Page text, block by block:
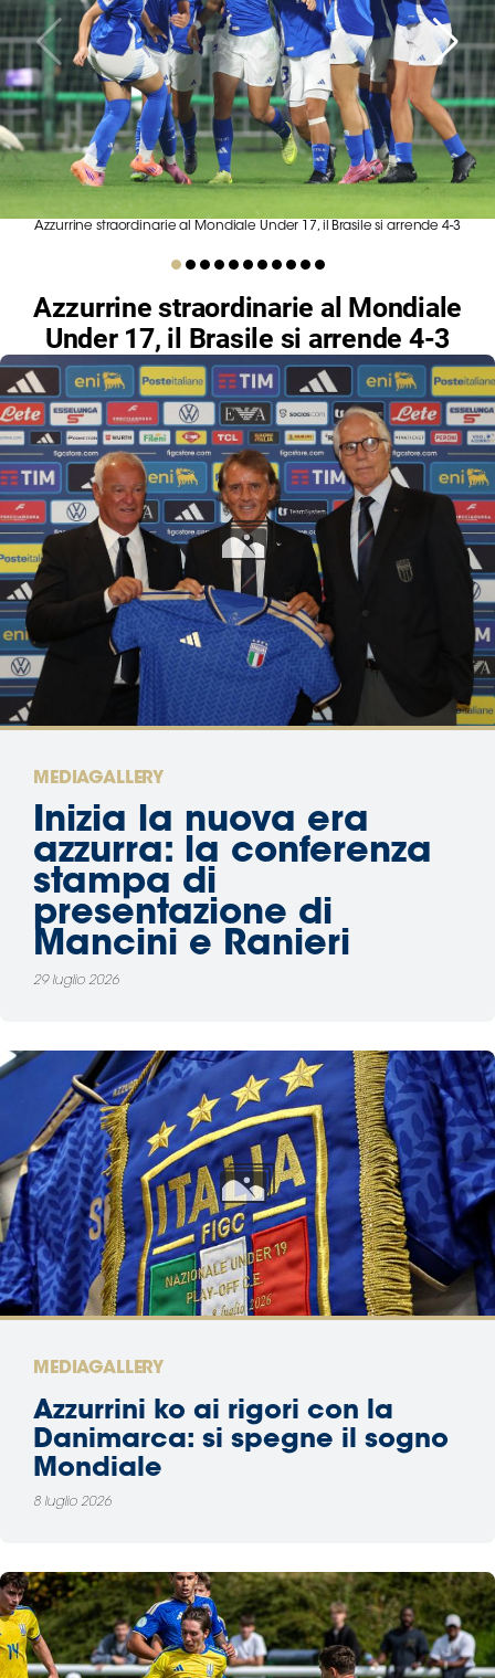
Serie
B
Femminile
Museo
del
Calcio
Shop
Assicurazione
Cerca
Whistleblowing
Area
Media
Contatti
Assicurazione
Azzurrine straordinarie al Mondiale Under 17, il Brasile si arrende 4-3
Azzurrine straordinarie al Mondiale
Under 17, il Brasile si arrende 4-3
MEDIAGALLERY
Inizia la nuova era
azzurra: la conferenza
stampa di
presentazione di
Mancini e Ranieri
29 luglio 2026
MEDIAGALLERY
Azzurrini ko ai rigori con la
Danimarca: si spegne il sogno
Mondiale
8 luglio 2026